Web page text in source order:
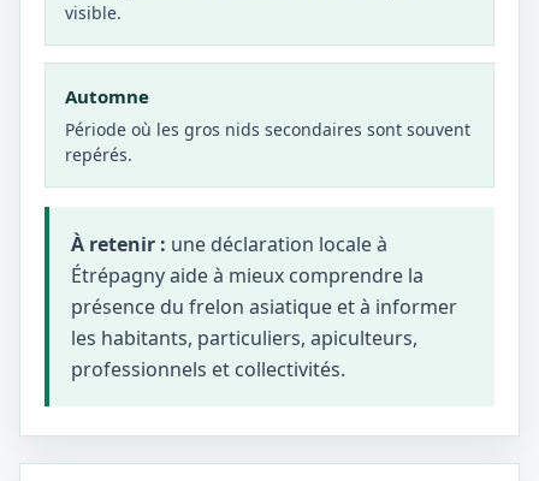
visible.
Automne
Période où les gros nids secondaires sont souvent
repérés.
À retenir : une déclaration locale à
Étrépagny aide à mieux comprendre la
présence du frelon asiatique et à informer
les habitants, particuliers, apiculteurs,
professionnels et collectivités.